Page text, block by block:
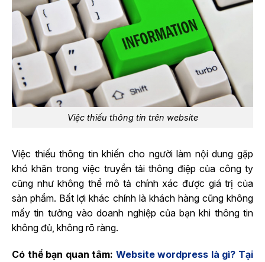
Việc thiếu thông tin trên website
Việc thiếu thông tin khiến cho người làm nội dung gặp
khó khăn trong việc truyền tải thông điệp của công ty
cũng như không thể mô tả chính xác được giá trị của
sản phẩm. Bất lợi khác chính là khách hàng cũng không
mấy tin tưởng vào doanh nghiệp của bạn khi thông tin
không đủ, không rõ ràng.
Có thể bạn quan tâm: Website wordpress là gì? Tại